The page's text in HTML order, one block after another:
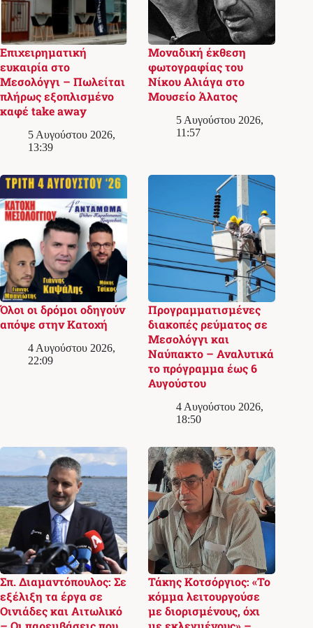
Επιχειρηματική
ευκαιρία στο
Μεσολόγγι – Πωλείται
πλήρως εξοπλισμένο
καφέ take away
5 Αυγούστου 2026,
13:39
Μοναδική έκθεση
φωτογραφίας του
Νίκου Αλιάγα στο
Μουσείο Άλατος
5 Αυγούστου 2026,
11:57
Όλοι οι δρόμοι οδηγούν
απόψε στην Κατοχή
4 Αυγούστου 2026,
22:09
Προγραμματισμένες
διακοπές ρεύματος σε
Μεσολόγγι και
Ναύπακτο – Αναλυτικά
το πρόγραμμα έως 6
Αυγούστου
4 Αυγούστου 2026,
18:50
Σπ. Διαμαντόπουλος: Σε
εξέλιξη τα έργα σε
Οινιάδες και Αιτωλικό
Τάκης Κοτσόργιος: «Το
κόμμα λειτουργούσε
με διορισμένους, όχι